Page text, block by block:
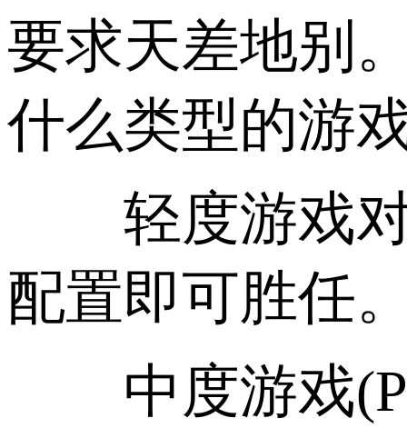
要求天差地别
什么类型的游
轻度游戏对
配置即可胜任
中度游戏